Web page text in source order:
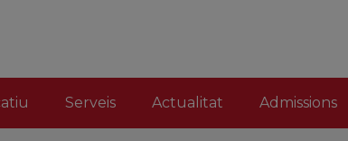
Serveis(current)Actualitat Admissions